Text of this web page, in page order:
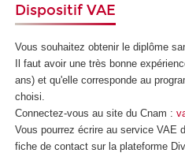
Dispositif VAE
Vous souhaitez obtenir le diplôme
Il faut avoir une très bonne
ans) et qu'elle corresponde au
choisi.
Connectez-vous au site du Cnam :
Vous pourrez écrire au service VAE
fiche de contact sur la plateforme